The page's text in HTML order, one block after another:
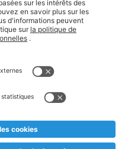
légales
et jusqu'à
nous serions
Prix Recupel et TVA incl.
masculine a été adoptée